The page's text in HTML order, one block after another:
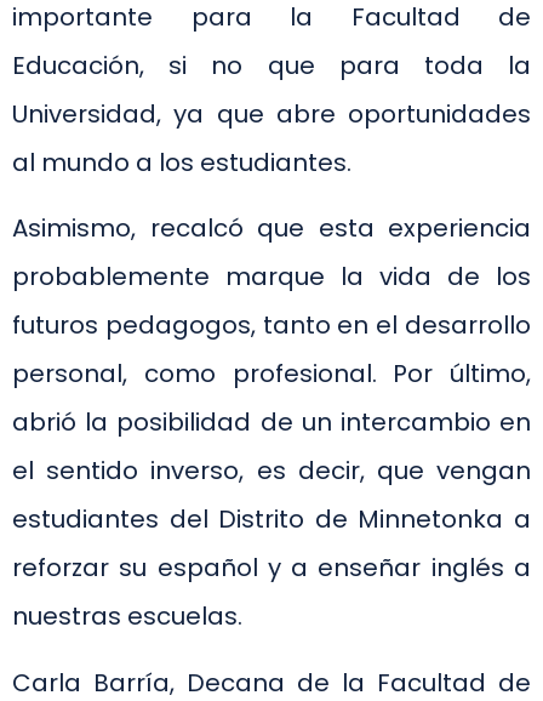
importante para la Facultad de
Educación, si no que para toda la
Universidad, ya que abre oportunidades
al mundo a los estudiantes.
Asimismo, recalcó que esta experiencia
probablemente marque la vida de los
futuros pedagogos, tanto en el desarrollo
personal, como profesional. Por último,
abrió la posibilidad de un intercambio en
el sentido inverso, es decir, que vengan
estudiantes del Distrito de Minnetonka a
reforzar su español y a enseñar inglés a
nuestras escuelas.
Carla Barría, Decana de la Facultad de